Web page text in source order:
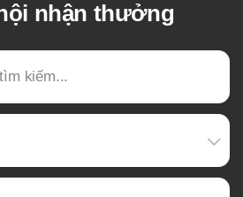
nhận thưởng